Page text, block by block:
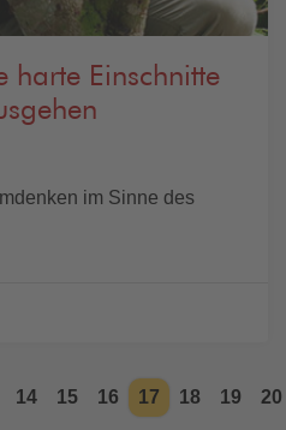
harte Einschnitte
im Sinne des
14 15 16 17 18 19 20